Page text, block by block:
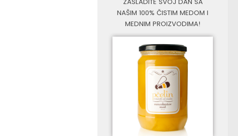
NAŠIM 100% ČISTIM MEDOM I
MEDNIM PROIZVODIMA!